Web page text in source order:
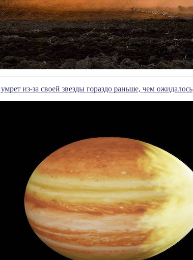
из-за своей звезды гораздо раньше, чем ожидалось